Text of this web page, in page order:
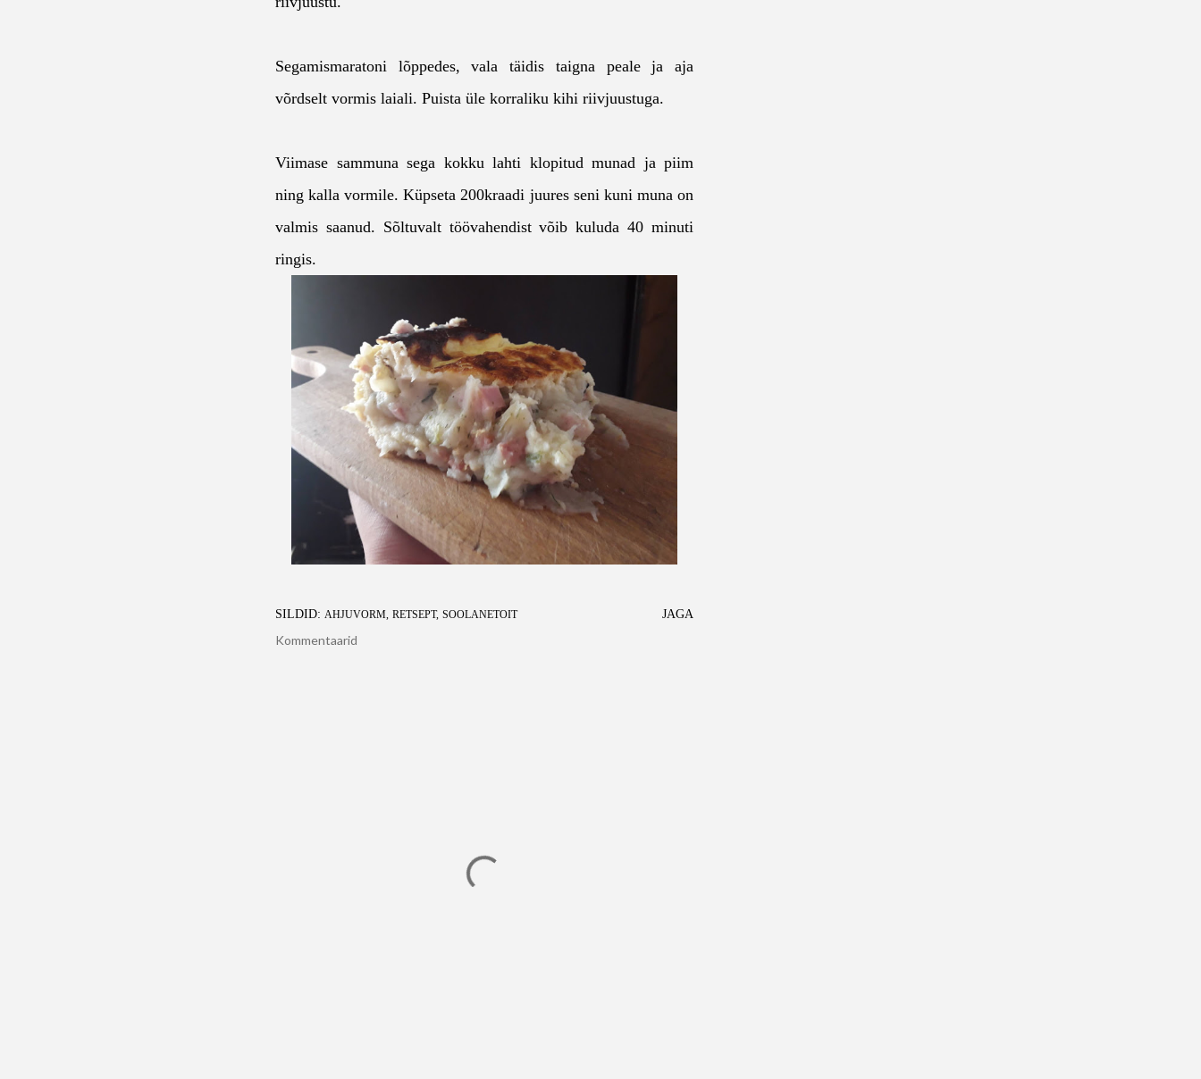
Segamismaratoni lõppedes, vala täidis taigna peale ja aja
võrdselt vormis laiali. Puista üle korraliku kihi riivjuustuga.
Viimase sammuna sega kokku lahti klopitud munad ja piim
ning kalla vormile. Küpseta 200kraadi juures seni kuni muna on
valmis saanud. Sõltuvalt töövahendist võib kuluda 40 minuti
ringis.
SILDID: AHJUVORM RETSEPT SOOLANETOIT JAGA
Kommentaarid